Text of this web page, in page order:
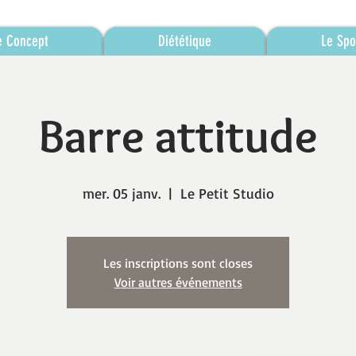
Concept Diététique Le
Barre attitude
mer. 05 janv.
  |
Le Petit Studio
Les inscriptions sont closes
Voir autres événements